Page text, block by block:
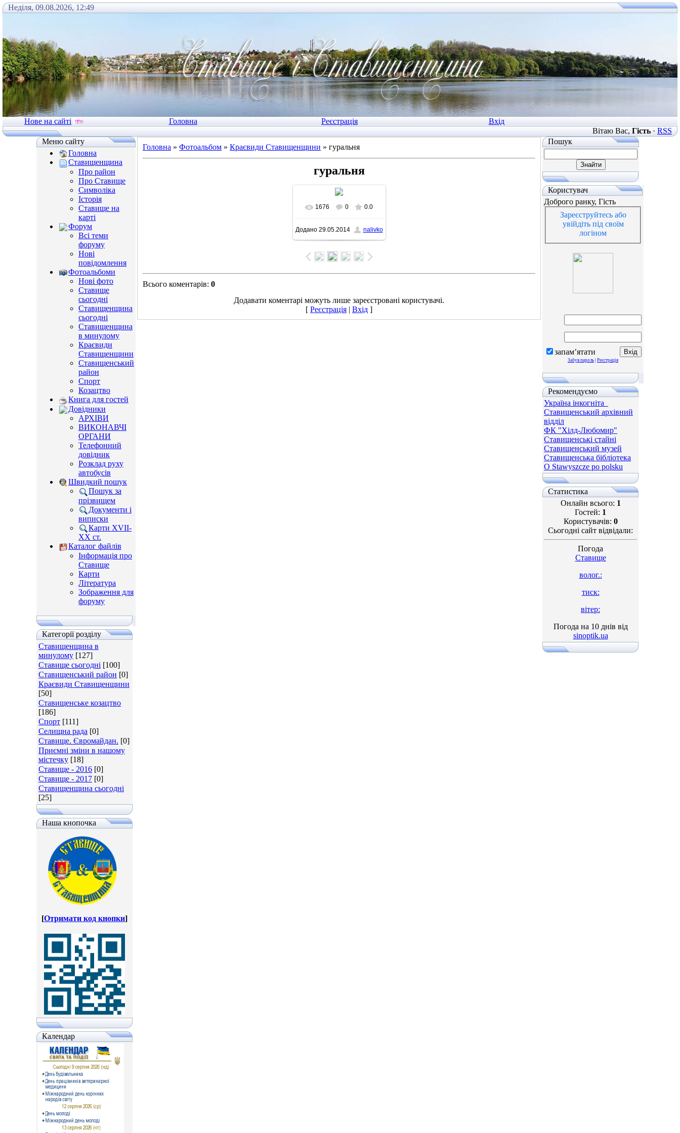
Неділя, 09.08.2026, 12:49
Нове на сайті Головна Реєстрація
Вхід
Вітаю Вас, Гість· RSS
Меню сайту
Головна
Ставищенщина
Про район
Про Ставище
Символіка
Історія
Ставище на
карті
Форум
Всі теми
форуму
Нові
повідомлення
Фотоальбоми
Нові фото
Ставище
сьогодні
Ставищенщина
сьогодні
Ставищенщина
в минулому
Краєвиди
Ставищенщини
Ставищенський
район
Спорт
Козацтво
Книга для гостей
Довідники
АРХІВИ
ВИКОНАВЧІ
ОРГАНИ
Телефонний
довідник
Розклад руху
автобусів
Швидкий пошук
Пошук за
прізвищем
Документи і
виписки
Карти XVII-
XX ст.
Каталог файлів
Інформація про
Ставище
Карти
Література
Зображення для
форуму
Категорії розділу
Ставищенщина в
минулому [127]
Ставище сьогодні [100]
Ставищенський район [0]
Краєвиди Ставищенщини
[50]
Ставищенське козацтво
[186]
Спорт [111]
Селищна рада [0]
Ставище. Євромайдан. [0]
Приємні зміни в нашому
містечку [18]
Ставище - 2016 [0]
Ставище - 2017 [0]
Ставищенщина сьогодні
[25]
Наша кнопочка
[Отримати код кнопки]
Календар
Головна » Фотоальбом » Краєвиди Ставищенщини » гуральня
гуральня
У реальному розмірі
1500x993/ 352.5Kb
1676 0 0.0
Додано29.05.2014 nalivko
Всього коментарів: 0
Додавати коментарі можуть лише зареєстровані користувачі.
[ Реєстрація | Вхід ]
Пошук
Користувач
Доброго ранку, Гість
Зареєструйтесь або
увійдіть під своїм
логіном
запам’ятати
Забув пароль Реєстрація
Рекомендуємо
Україна інкогніта_
Ставищенський архівний
відділ
ФК "Хілд-Любомир"
Ставищенські стайні
Ставищенський музей
Ставищенська бібліотека
O Stawyszcze po polsku
Статистика
Онлайн всього: 1
Гостей: 1
Користувачів: 0
Сьогодні сайт відвідали:
Погода
Ставище
волог.:
тиск:
вітер:
Погода на 10 днів від
sinoptik.ua